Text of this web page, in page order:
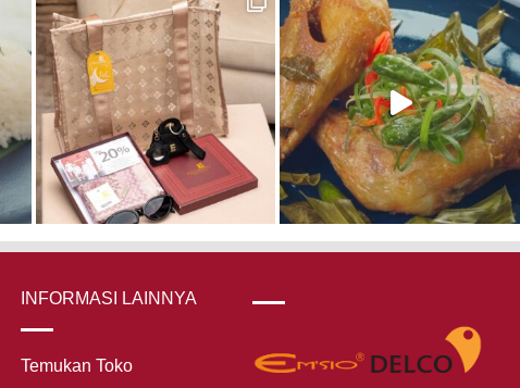
INFORMASI LAINNYA
Temukan Toko